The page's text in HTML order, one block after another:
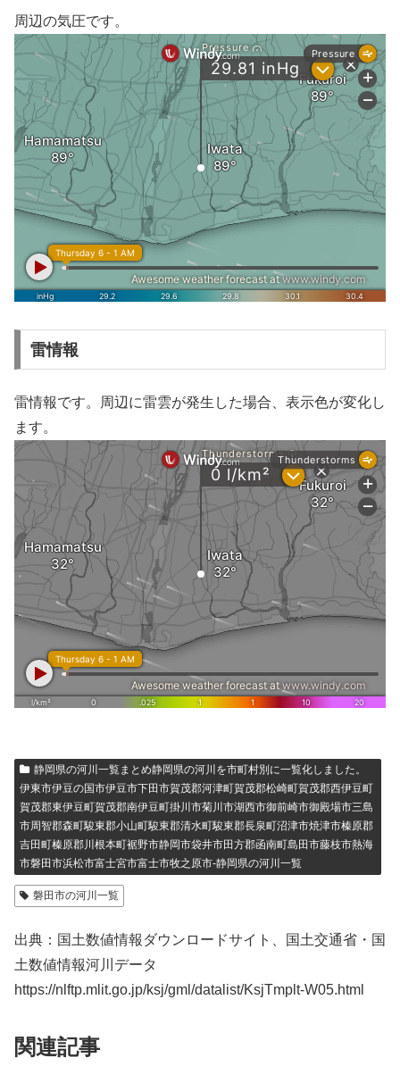
周辺の気圧です。
雷情報
雷情報です。周辺に雷雲が発生した場合、表示色が変化し
ます。
静岡県の河川一覧まとめ静岡県の河川を市町村別に一覧化しました。
伊東市伊豆の国市伊豆市下田市賀茂郡河津町賀茂郡松崎町賀茂郡西伊豆町
賀茂郡東伊豆町賀茂郡南伊豆町掛川市菊川市湖西市御前崎市御殿場市三島
市周智郡森町駿東郡小山町駿東郡清水町駿東郡長泉町沼津市焼津市榛原郡
吉田町榛原郡川根本町裾野市静岡市袋井市田方郡函南町島田市藤枝市熱海
市磐田市浜松市富士宮市富士市牧之原市-静岡県の河川一覧
磐田市の河川一覧
出典：国土数値情報ダウンロードサイト、国土交通省・国
土数値情報河川データ
https://nlftp.mlit.go.jp/ksj/gml/datalist/KsjTmplt-W05.html
関連記事